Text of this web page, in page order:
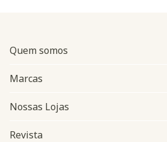
Quem somos
Marcas
Nossas Lojas
Revista